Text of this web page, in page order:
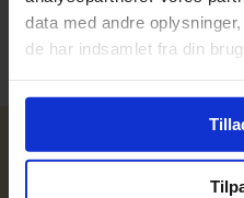
data med andre
de har indsamlet fra din